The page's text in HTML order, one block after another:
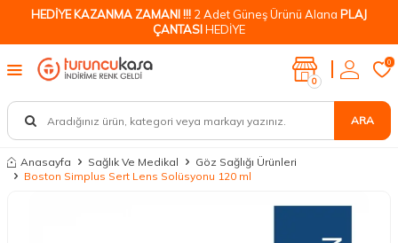
HEDİYE KAZANMA ZAMANI !!! 2 Adet Güneş Ürünü Alana PLAJ
ÇANTASIHEDİYE
ARA
0
0
Anasayfa Sağlık Ve Medikal
Göz Sağlığı Ürünleri
Boston Simplus Sert Lens Solüsyonu 120 ml